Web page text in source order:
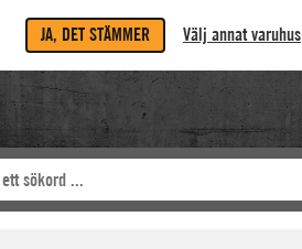
JA, DET STÄMMER Välj annat varuhus